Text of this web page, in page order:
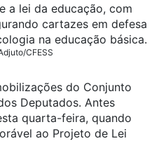
CFESS
do Conjunto
Deputados. Antes
quarta-feira, quando
ao Projeto de Lei